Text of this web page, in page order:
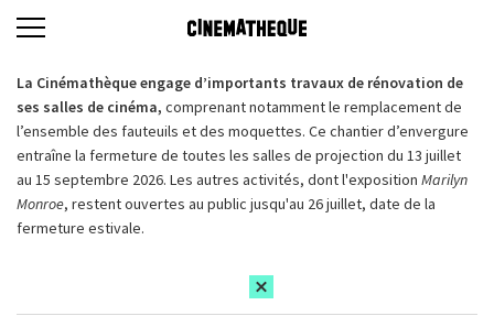
La Cinémathèque engage d’importants travaux de rénovation de
ses salles de cinéma, comprenant notamment le remplacement de
l’ensemble des fauteuils et des moquettes. Ce chantier d’envergure
entraîne la fermeture de toutes les salles de projection du 13 juillet
au 15 septembre 2026. Les autres activités, dont l'exposition Marilyn
Monroe, restent ouvertes au public jusqu'au 26 juillet, date de la
fermeture estivale.